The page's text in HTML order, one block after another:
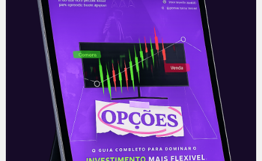
25/08/2021
E EU COM ISSO